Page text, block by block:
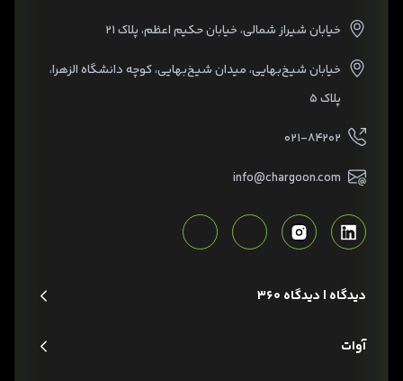
خیابان شیراز شمالی، خیابان حکیم اعظم، پلاک ۲۱
خیابان شیخ‌بهایی، میدان شیخ‌بهایی، کوچه دانشگاه الزهرا،
پلاک ۵
۰۲۱-۸۴۲۰۲
info@chargoon.com
دیدگاه | دیدگاه 360
آوات